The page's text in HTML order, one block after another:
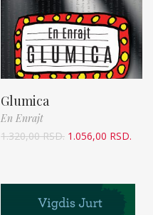
Glumica
En Enrajt
1.320,00RSD. 1.056,00 RSD.